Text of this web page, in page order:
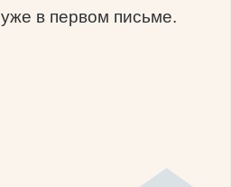
в первом письме.